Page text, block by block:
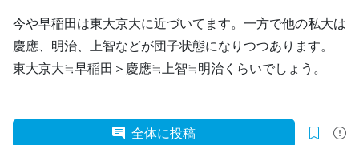
今や早稲田は東大京大に近づいてます。一方で他の私大は
慶應、明治、上智などが団子状態になりつつあります。
東大京大≒早稲田＞慶應≒上智≒明治くらいでしょう。
全体に投稿